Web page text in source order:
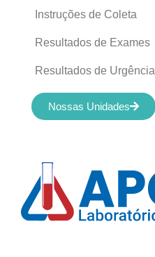
Instruções de Coleta
Resultados de Exames
Resultados de Urgência
Nossas Unidades